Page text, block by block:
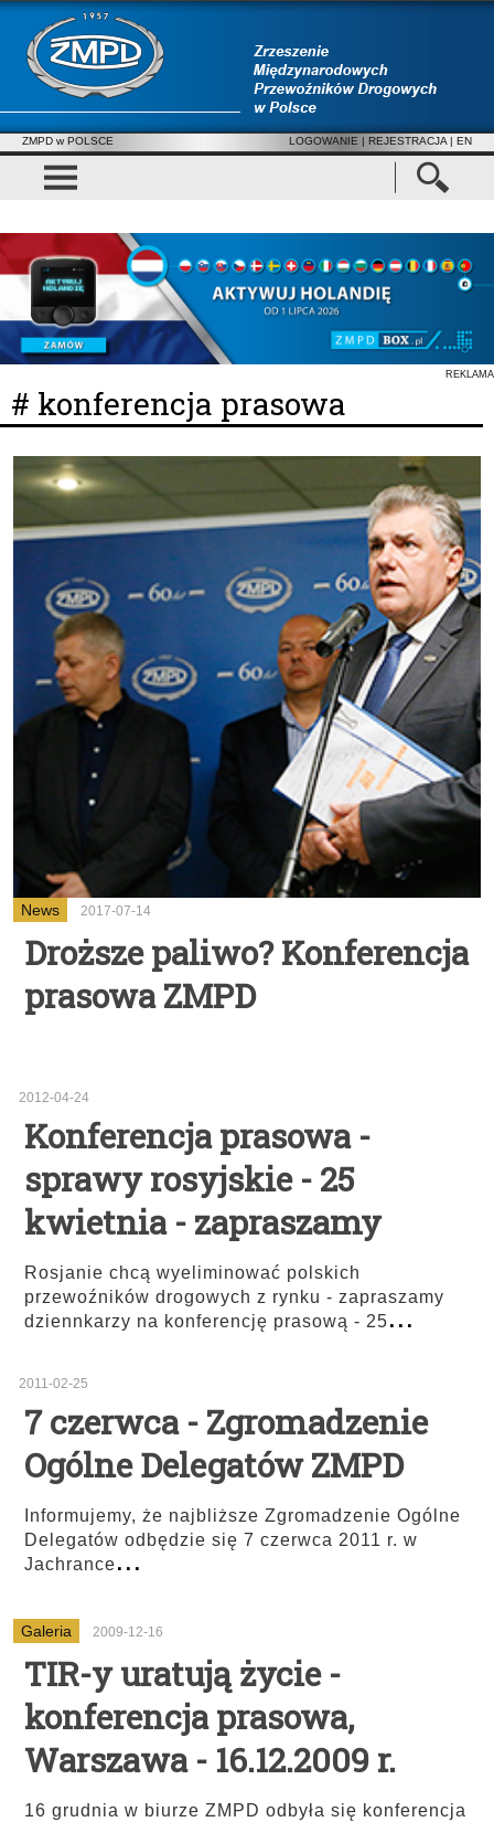
ZMPD w POLSCE LOGOWANIE | REJESTRACJA | EN
REKLAMA
# konferencja prasowa
News 2017-07-14
Droższe paliwo? Konferencja
prasowa ZMPD
2012-04-24
Konferencja prasowa -
sprawy rosyjskie - 25
kwietnia - zapraszamy
Rosjanie chcą wyeliminować polskich
przewoźników drogowych z rynku - zapraszamy
dziennkarzy na konferencję prasową - 25...
2011-02-25
7 czerwca - Zgromadzenie
Ogólne Delegatów ZMPD
Informujemy, że najbliższe Zgromadzenie Ogólne
Delegatów odbędzie się 7 czerwca 2011 r. w
Jachrance...
Galeria 2009-12-16
TIR-y uratują życie -
konferencja prasowa,
Warszawa - 16.12.2009 r.
16 grudnia w biurze ZMPD odbyła się konferencja